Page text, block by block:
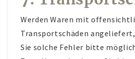
Werden Waren mit
Transportschäden
Sie solche Fehler bitte